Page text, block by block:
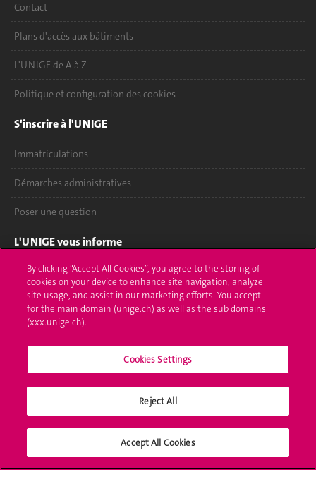
Contact
Plans d'accès aux bâtiments
L'UNIGE de A à Z
Politique et configuration des cookies
S'inscrire à l'UNIGE
Immatriculations
Démarches administratives
Poser une question
L'UNIGE vous informe
UNIGE Mobile
Médias
Offres d'emploi
Calendrier académique
Médias sociaux UNIGE
By clicking “Accept All Cookies”, you agree to the storing of
cookies on your device to enhance site navigation, analyze
site usage, and assist in our marketing efforts. You accept
for the main domain (unige.ch) as well as the sub domains
(xxx.unige.ch).
Cookies Settings
Reject All
Accept All Cookies